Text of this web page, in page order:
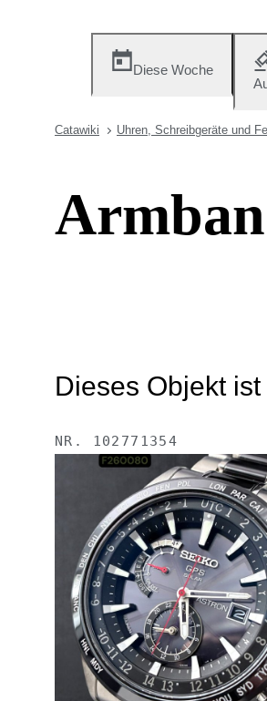
Diese Woche
Catawiki Uhren, Schreibgeräte und
Dieses Objekt
NR. 102771354